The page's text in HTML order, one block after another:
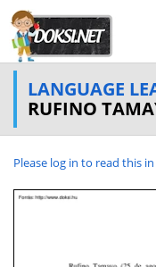
LANGUAGE
RUFINO
Please log in to read this